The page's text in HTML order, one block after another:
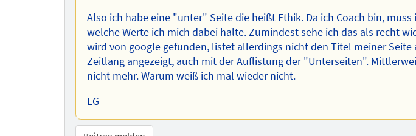
Also ich habe eine "unter" Seite die heißt Ethik. Da ich Coach bin,
welche Werte ich mich dabei halte. Zumindest sehe ich das als recht
wird von google gefunden, listet allerdings nicht den Titel meiner Seite
Zeitlang angezeigt, auch mit der Auflistung der "Unterseiten".
nicht mehr. Warum weiß ich mal wieder nicht.
LG